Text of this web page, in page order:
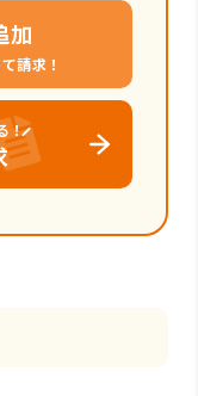
加
請求！
！